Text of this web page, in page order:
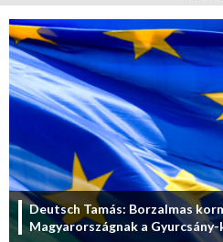
Deutsch Tamás: Borzalmas
Magyarországnak a